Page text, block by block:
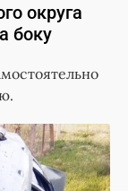
округа
боку